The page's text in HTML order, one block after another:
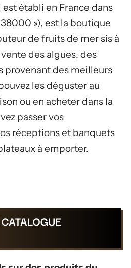
est établi en France dans
»), est la boutique
de fruits de mer sis à
des algues, des
provenant des meilleurs
les déguster au
ou en acheter dans la
passer vos
réceptions et banquets
à emporter.